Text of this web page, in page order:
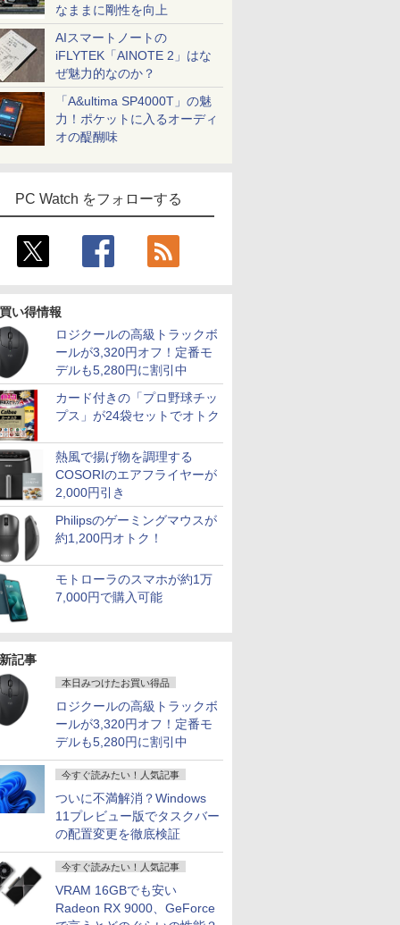
なままに剛性を向上
AIスマートノートの
iFLYTEK「AINOTE 2」はな
ぜ魅力的なのか？
「A&ultima SP4000T」の魅
力！ポケットに入るオーディ
オの醍醐味
PC Watch をフォローする
い得情報
ロジクールの高級トラックボ
ールが3,320円オフ！定番モ
デルも5,280円に割引中
カード付きの「プロ野球チッ
プス」が24袋セットでオトク
熱風で揚げ物を調理する
COSORIのエアフライヤーが
2,000円引き
Philipsのゲーミングマウスが
約1,200円オトク！
モトローラのスマホが約1万
7,000円で購入可能
記事
本日みつけたお買い得品
ロジクールの高級トラックボ
ールが3,320円オフ！定番モ
デルも5,280円に割引中
今すぐ読みたい！人気記事
ついに不満解消？Windows
11プレビュー版でタスクバー
の配置変更を徹底検証
今すぐ読みたい！人気記事
VRAM 16GBでも安い
Radeon RX 9000、GeForce